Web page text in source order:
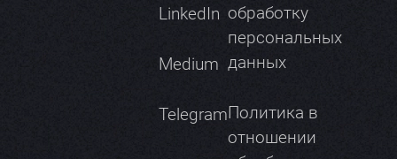
LinkedIn
Medium
Telegram
обработку
персональных
данных
Политика в
отношении